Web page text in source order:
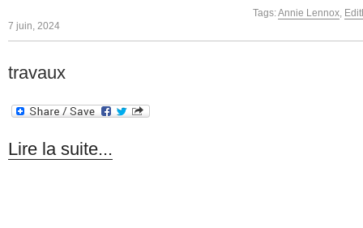
Tags:Annie Lennox,
7 juin, 2024
travaux
Lire la suite...